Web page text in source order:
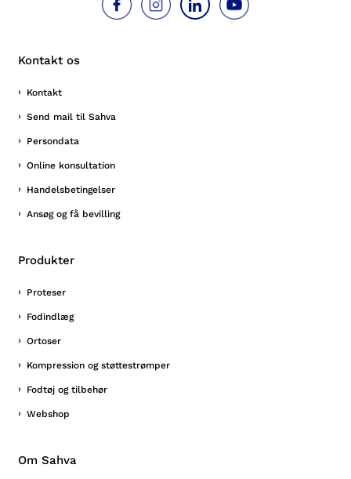
Kontakt os
Kontakt
Send mail til Sahva
Persondata
Online konsultation
Handelsbetingelser
Ansøg og få bevilling
Produkter
Proteser
Fodindlæg
Ortoser
Kompression og støttestrømper
Fodtøj og tilbehør
Webshop
Om Sahva